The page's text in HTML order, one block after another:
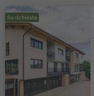
Su richiesta